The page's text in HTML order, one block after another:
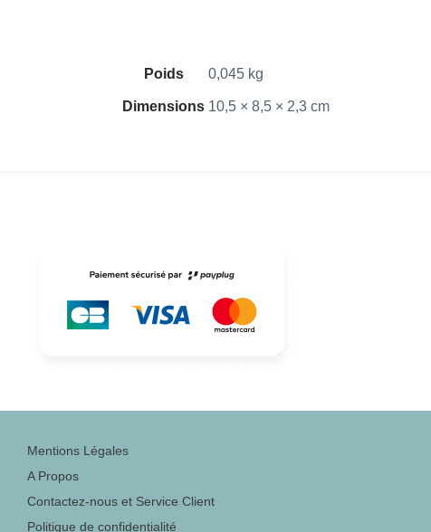
Poids 0,045 kg
Dimensions 10,5 × 8,5 × 2,3 cm
Mentions Légales
A Propos
Contactez-nous et Service Client
Politique de confidentialité